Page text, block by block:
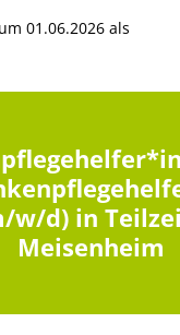
01.06.2026 als
w/d) in
Meisenheim